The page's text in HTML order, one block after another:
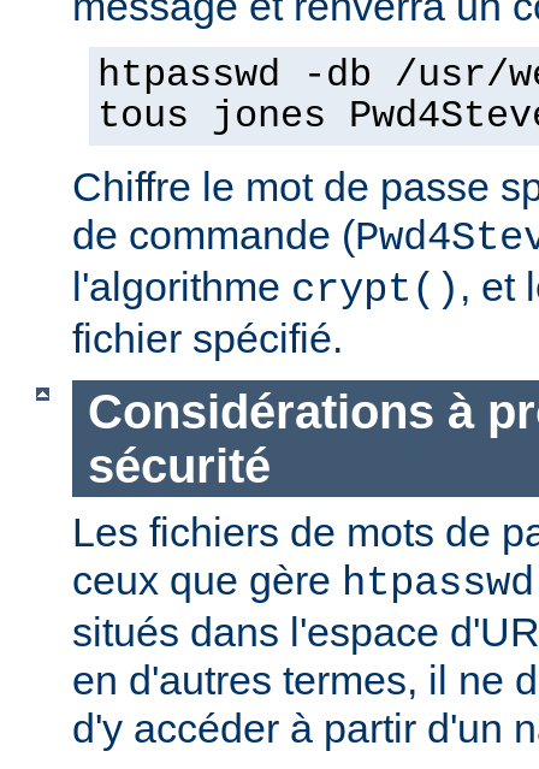
htpasswd -db /usr/
tous jones
Chiffre le mot de passe
de commande (
l'algorithme crypt() , et
fichier spécifié.
Considérations à
sécurité
Les fichiers de mots de
ceux que gère htpasswd
situés dans l'espace
en d'autres termes, il ne
d'y accéder à partir d'un